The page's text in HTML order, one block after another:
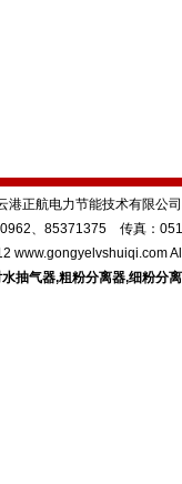
港正航电力节能技术有
、85371375 传真：
www.gongyelvshuiqi.com
抽气器,粗粉分离器,细粉分